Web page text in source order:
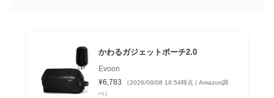
かわるガジェットポーチ2.0
Evoon
¥6,783
（2026/08/08 16:54時点 | Amazon調
べ）